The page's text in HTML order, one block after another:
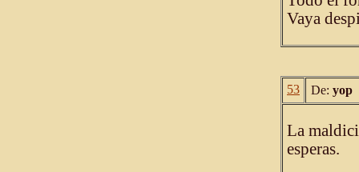
Vaya
53 De: yop
La
esperas.